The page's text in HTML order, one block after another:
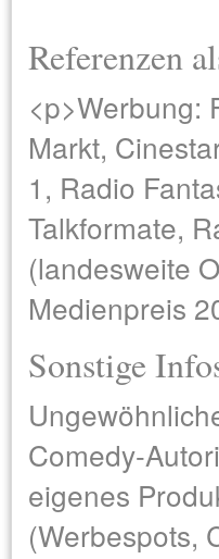
Referenzen
<p>Werbung:
Markt,
1, Radio
Talkformate,
(landesweite
Medienpreis
Sonstige
Comedy-
eigenes
(Werbespots,